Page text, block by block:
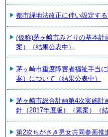
都市緑地法改正に伴い設定す
(仮称)茅ヶ崎市みどりの基本
案）（結果公表中）
茅ヶ崎市重度障害者福祉手当
案）について（結果公表中）
茅ヶ崎市総合計画第4次実施計
針（2017年度版）（素案）（結
第2次ちがさき男女共同参画推